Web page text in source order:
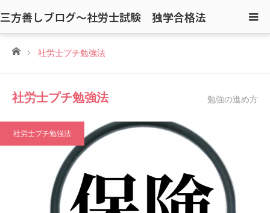
三方善しブログ〜社労士試験 独学合格法
ホーム社労士プチ勉強法
社労士プチ勉強法 勉強の進め方
社労士プチ勉強法